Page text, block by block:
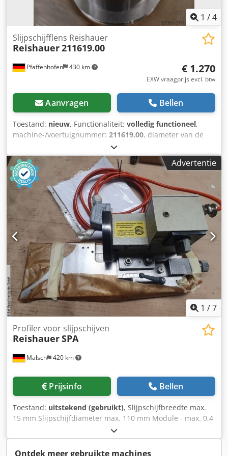
1 /4
Pfaffenhofen 430 km
Slijpschijfflens Reishauer
Reishauer211619.00
€ 1.270
EXW vraagprijs excl. btw
Aanvragen Bellen
Toestand: nieuw, Functionaliteit: volledig functioneel,
machine-/voertuignummer: 211619.00, diameter van de
, montagediameter:
ongebruikte slijpschijfflensen Reishauer
onderdeelnummer 211619.00 Chsdpjx Eiycsfx Ah Dea voor
slijpspindels Ø275 / 160x160 voor Reishauer slijpmachine
RZ160 / RZ260 Flens voor het opnemen van
slijpgereedschap met een boormeter van 160 mm en een
breedte van maximaal 160 mm 300x160x160 Prijs:
onderhandelbaar Onze gewenste prijs is € 1.270,- exclusief
BTW, af fabriek, plus verpakkingskosten. Onder
voorbehoud van typfouten/vergissingen in alle technische
specificaties. Verkoop uitsluitend in EU-landen.
Advertentie
1 /7
Malsch 420 km
Profiler voor slijpschijven
ReishauerSPA
Prijsinfo Bellen
Toestand: uitstekend (gebruikt), Slijpschijfbreedte max.
15 mm Slijpschijfdiameter max. 110 mm Module - max. 0,4
- 8 Invalshoek 15 - 25 ° Toerental 2650 t/min Totaal
benodigd vermogen 0,4 kW Machinegewicht ca. 0,02 t
Benodigde ruimte ca. 0,4 x 0,2 x 0,2 m Chjdevf Riuspfx Ah
Ontdek meer gebruikte machines